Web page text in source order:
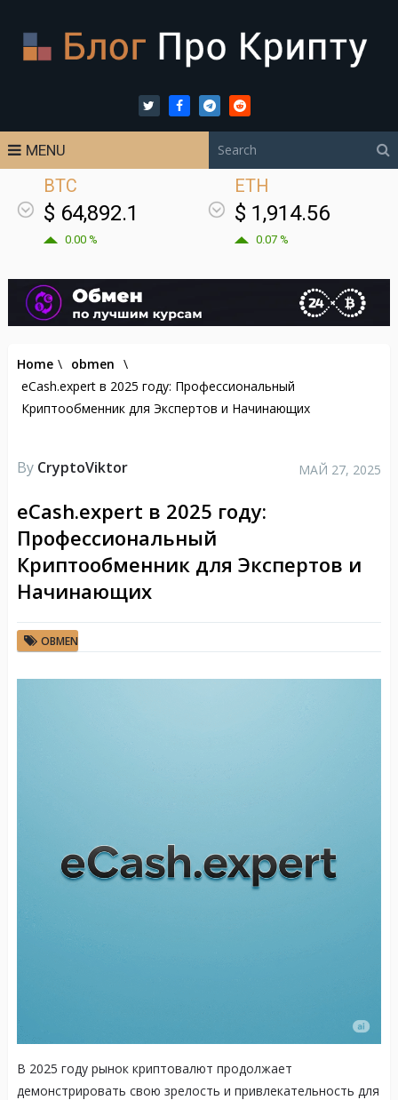
MENU
BTC
$ 64,892.1
0.00 %
ETH
$ 1,914.56
0.07 %
Home \ obmen \
eCash.expert в 2025 году: Профессиональный
Криптообменник для Экспертов и Начинающих
By CryptoViktor МАЙ 27, 2025
eCash.expert в 2025 году:
Профессиональный
Криптообменник для Экспертов и
Начинающих
OBMEN
В 2025 году рынок криптовалют продолжает
демонстрировать свою зрелость и привлекательность для